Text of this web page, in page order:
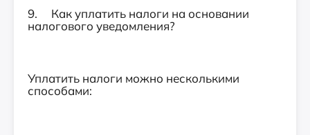
9. Как уплатить налоги на основании
налогового уведомления?
Уплатить налоги можно несколькими
способами: